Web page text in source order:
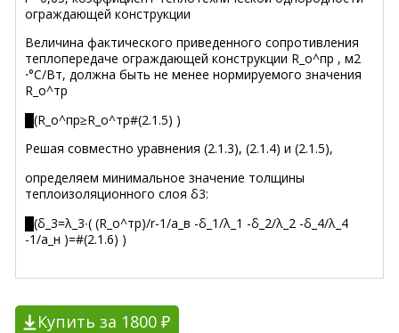
ограждающей конструкции
Величина фактического приведенного сопротивления
теплопередаче ограждающей конструкции R_о^пр , м2
⋅°С/Вт, должна быть не менее нормируемого значения
R_о^тр
█(R_о^пр≥R_о^тр#(2.1.5) )
Решая совместно уравнения (2.1.3), (2.1.4) и (2.1.5),
определяем минимальное значение толщины
теплоизоляционного слоя δ3:
█(δ_3=λ_3∙( (R_о^тр)/r-1/a_в -δ_1/λ_1 -δ_2/λ_2 -δ_4/λ_4
-1/a_н )=#(2.1.6) )
Купить за 1800 ₽